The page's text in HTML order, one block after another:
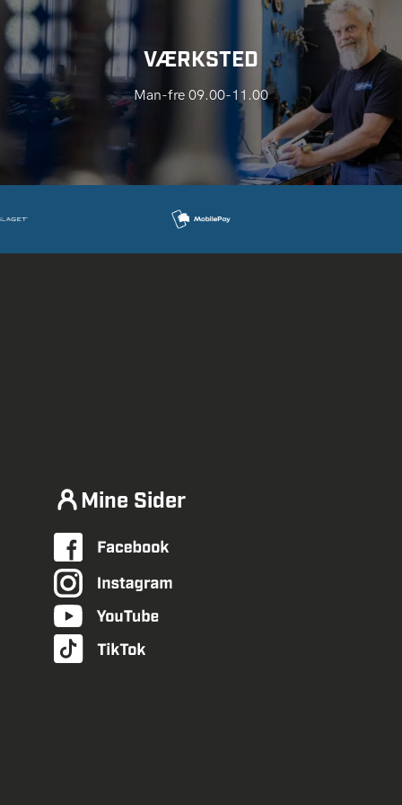
VÆRKSTED
Man-fre 09.00-11.00
Mine Sider